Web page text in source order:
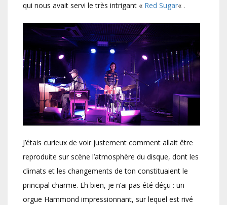
qui nous avait servi le très intrigant « Red Sugar« .
J’étais curieux de voir justement comment allait être
reproduite sur scène l’atmosphère du disque, dont les
climats et les changements de ton constituaient le
principal charme. Eh bien, je n’ai pas été déçu : un
orgue Hammond impressionnant, sur lequel est rivé